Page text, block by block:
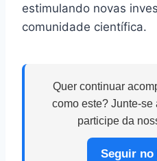
estimulando novas
comunidade científica.
Quer continuar
como este? Junte-
participe da
Seguir no